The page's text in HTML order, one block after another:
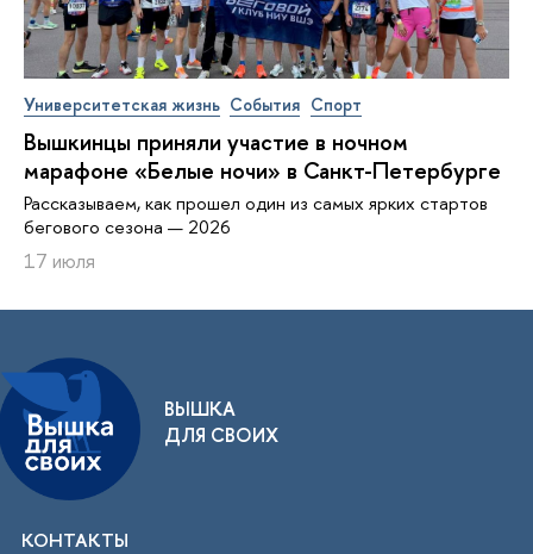
Университетская жизнь События Спорт
Вышкинцы приняли участие в ночном
марафоне «Белые ночи» в Санкт-Петербурге
Рассказываем, как прошел один из самых ярких стартов
бегового сезона — 2026
17 июля
ВЫШКА
ДЛЯ СВОИХ
КОНТАКТЫ